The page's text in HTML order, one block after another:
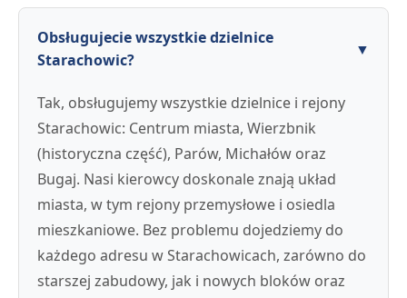
Obsługujecie wszystkie dzielnice
Starachowic?
▼
Tak, obsługujemy wszystkie dzielnice i rejony
Starachowic: Centrum miasta, Wierzbnik
(historyczna część), Parów, Michałów oraz
Bugaj. Nasi kierowcy doskonale znają układ
miasta, w tym rejony przemysłowe i osiedla
mieszkaniowe. Bez problemu dojedziemy do
każdego adresu w Starachowicach, zarówno do
starszej zabudowy, jak i nowych bloków oraz